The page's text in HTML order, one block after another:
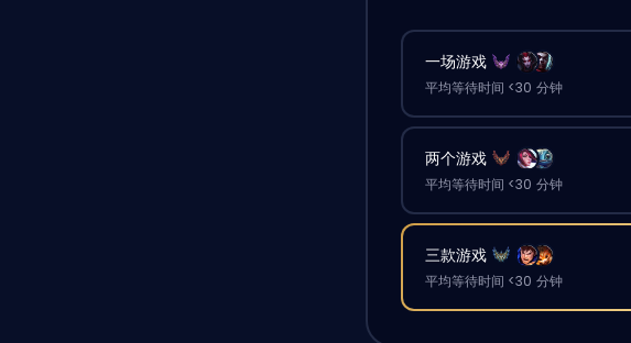
一场游戏
平均等待时间 <30 分钟
两个游戏
平均等待时间 <30 分钟
三款游戏
平均等待时间 <30 分钟